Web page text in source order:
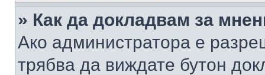
» Как да докладвам за
Ако администратора е
трябва да виждате бутон